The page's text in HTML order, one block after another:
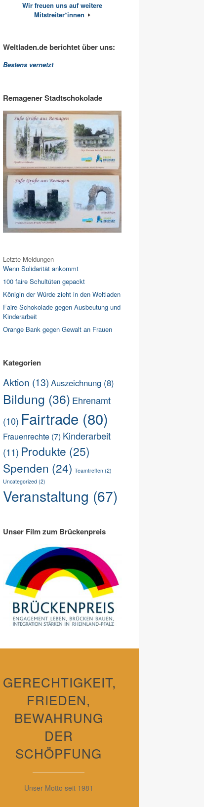
Wir freuen uns auf weitere
Mitstreiter*innen
Weltladen.de berichtet über uns:
Bestens vernetzt
Remagener Stadtschokolade
Letzte Meldungen
Wenn Solidarität ankommt
100 faire Schultüten gepackt
Königin der Würde zieht in den Weltladen
Faire Schokolade gegen Ausbeutung und
Kinderarbeit
Orange Bank gegen Gewalt an Frauen
Kategorien
Aktion (13) Auszeichnung (8)
Bildung (36) Ehrenamt
(10) Fairtrade (80)
Frauenrechte (7) Kinderarbeit
(11) Produkte (25)
Spenden (24) Teamtreffen (2)
Uncategorized (2)
Veranstaltung (67)
Unser Film zum Brückenpreis
GERECHTIGKEIT,
FRIEDEN,
BEWAHRUNG
DER
SCHÖPFUNG
Unser Motto seit 1981